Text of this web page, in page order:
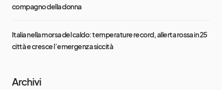
compagno della donna
Italia nella morsa del caldo: temperature record, allerta rossa in 25
città e cresce l’emergenza siccità
Archivi